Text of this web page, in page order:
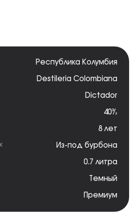
Республика Колумбия
Destileria Colombiana
Dictador
40%
8 лет
Из-под бурбона
0.7 литра
Темный
Премиум